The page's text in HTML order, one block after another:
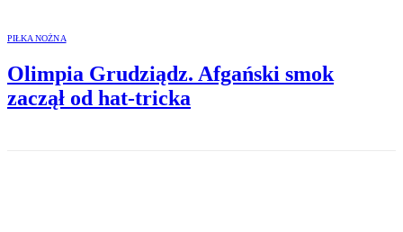
PIŁKA NOŻNA
Olimpia Grudziądz. Afgański smok
zaczął od hat-tricka